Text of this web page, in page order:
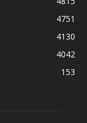
4751
4130
4042
153